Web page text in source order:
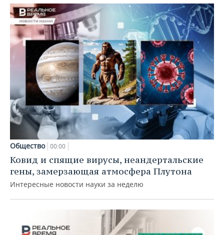
Общество 00:00
Ковид и спящие вирусы, неандертальские
гены, замерзающая атмосфера Плутона
Интересные новости науки за неделю